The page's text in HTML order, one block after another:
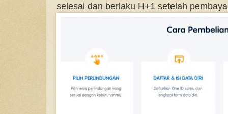
selesai dan berlaku H+1 setelah